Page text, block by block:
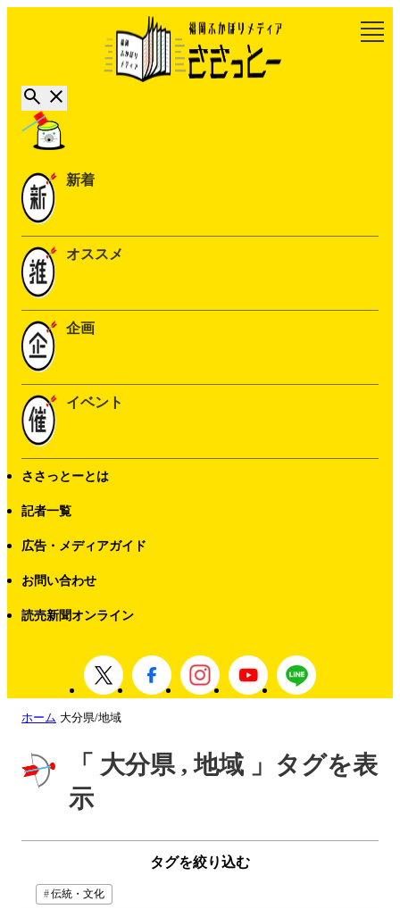
新着
オススメ
企画
イベント
ささっとーとは
記者一覧
広告・メディアガイド
お問い合わせ
読売新聞オンライン
ホーム 大分県/地域
「 大分県 , 地域 」タグを表
示
タグを絞り込む
伝統・文化